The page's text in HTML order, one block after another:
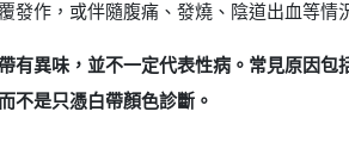
發作，或伴隨腹痛、發燒、陰道出血等情
有異味，並不一定代表性病。常見原因
不是只憑白帶顏色診斷。